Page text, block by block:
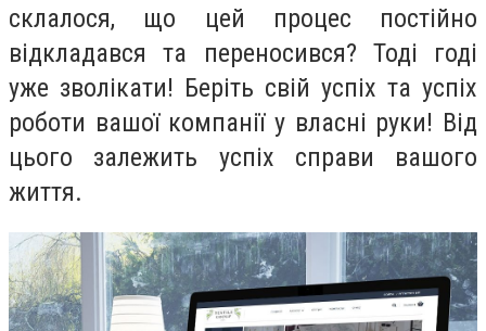
склалося, що цей процес постійно
відкладався та переносився? Тоді годі
уже зволікати! Беріть свій успіх та успіх
роботи вашої компанії у власні руки! Від
цього залежить успіх справи вашого
життя.